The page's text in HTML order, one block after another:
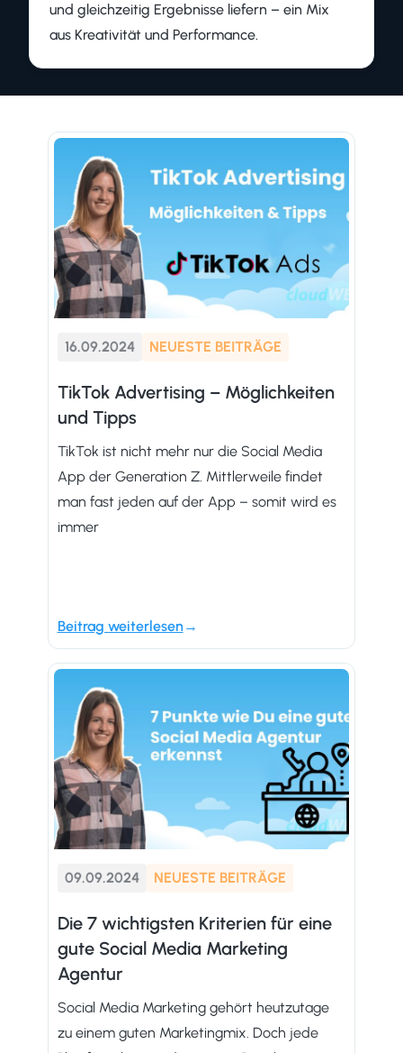
und gleichzeitig Ergebnisse liefern – ein Mix
aus Kreativität und Performance.
16.09.2024 NEUESTE BEITRÄGE
TikTok Advertising – Möglichkeiten
und Tipps
TikTok ist nicht mehr nur die Social Media
App der Generation Z. Mittlerweile findet
man fast jeden auf der App – somit wird es
immer
Beitrag weiterlesen
09.09.2024 NEUESTE BEITRÄGE
Die 7 wichtigsten Kriterien für eine
gute Social Media Marketing
Agentur
Social Media Marketing gehört heutzutage
zu einem guten Marketingmix. Doch jede